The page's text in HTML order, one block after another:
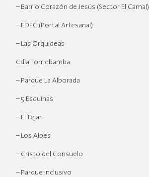
– Barrio Corazón de Jesús (Sector El Camal)
– EDEC (Portal Artesanal)
– Las Orquídeas
Cdla Tomebamba
– Parque La Alborada
– 5 Esquinas
– El Tejar
– Los Alpes
– Cristo del Consuelo
– Parque Inclusivo